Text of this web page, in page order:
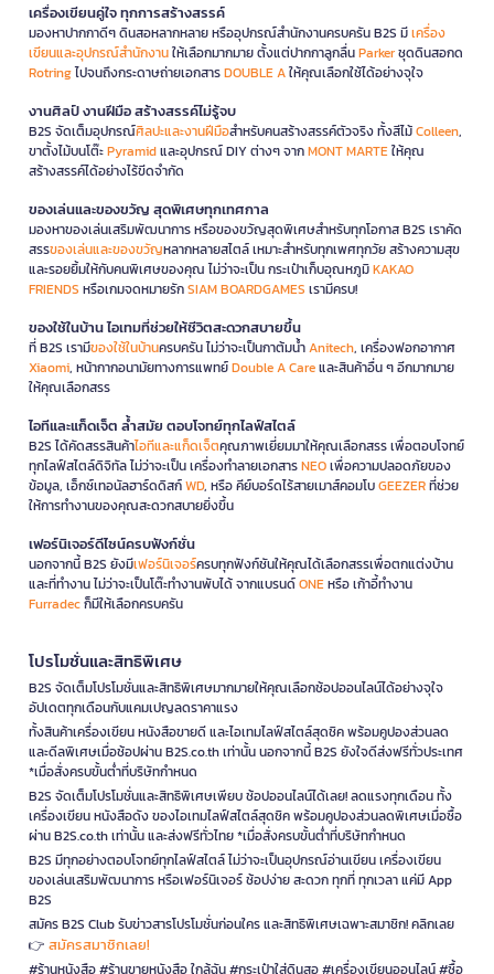
เครื่องเขียนคู่ใจ ทุกการสร้างสรรค์
มองหาปากกาดีๆ ดินสอหลากหลาย หรืออุปกรณ์สำนักงานครบครัน B2S มีเครื่อง
เขียนและอุปกรณ์สำนักงานให้เลือกมากมาย ตั้งแต่ปากกาลูกลื่นParkerชุดดินสอกด
Rotringไปจนถึงกระดาษถ่ายเอกสารDOUBLE Aให้คุณเลือกใช้ได้อย่างจุใจ
งานศิลป์ งานฝีมือ สร้างสรรค์ไม่รู้จบ
B2S จัดเต็มอุปกรณ์ศิลปะและงานฝีมือสำหรับคนสร้างสรรค์ตัวจริง ทั้งสีไม้Colleen,
ขาตั้งไม้บนโต๊ะPyramidและอุปกรณ์ DIY ต่างๆ จากMONT MARTEให้คุณ
สร้างสรรค์ได้อย่างไร้ขีดจำกัด
ของเล่นและของขวัญ สุดพิเศษทุกเทศกาล
มองหาของเล่นเสริมพัฒนาการ หรือของขวัญสุดพิเศษสำหรับทุกโอกาส B2S เราคัด
สรรของเล่นและของขวัญหลากหลายสไตล์ เหมาะสำหรับทุกเพศทุกวัย สร้างความสุข
และรอยยิ้มให้กับคนพิเศษของคุณ ไม่ว่าจะเป็น กระเป๋าเก็บอุณหภูมิKAKAO
FRIENDS หรือเกมจดหมายรักSIAM BOARDGAMES เรามีครบ!
ของใช้ในบ้าน ไอเทมที่ช่วยให้ชีวิตสะดวกสบายขึ้น
ที่ B2S เรามีของใช้ในบ้านครบครัน ไม่ว่าจะเป็นกาต้มน้ำAnitech, เครื่องฟอกอากาศ
Xiaomi, หน้ากากอนามัยทางการแพทย์Double A Careและสินค้าอื่น ๆ อีกมากมาย
ให้คุณเลือกสรร
ไอทีและแก็ดเจ็ต ล้ำสมัย ตอบโจทย์ทุกไลฟ์สไตล์
B2S ได้คัดสรรสินค้าไอทีและแก็ดเจ็ตคุณภาพเยี่ยมมาให้คุณเลือกสรร เพื่อตอบโจทย์
ทุกไลฟ์สไตล์ดิจิทัล ไม่ว่าจะเป็น เครื่องทำลายเอกสารNEOเพื่อความปลอดภัยของ
ข้อมูล, เอ็กซ์เทอนัลฮาร์ดดิสก์WD, หรือ คีย์บอร์ดไร้สายเมาส์คอมโบGEEZERที่ช่วย
ให้การทำงานของคุณสะดวกสบายยิ่งขึ้น
เฟอร์นิเจอร์ดีไซน์ครบฟังก์ชั่น
นอกจากนี้ B2S ยังมีเฟอร์นิเจอร์ครบทุกฟังก์ชันให้คุณได้เลือกสรรเพื่อตกแต่งบ้าน
และที่ทำงาน ไม่ว่าจะเป็นโต๊ะทำงานพับได้ จากแบรนด์ONEหรือ เก้าอี้ทำงาน
Furradecก็มีให้เลือกครบครัน
โปรโมชั่นและสิทธิพิเศษ
B2S จัดเต็มโปรโมชั่นและสิทธิพิเศษมากมายให้คุณเลือกช้อปออนไลน์ได้อย่างจุใจ
อัปเดตทุกเดือนกับแคมเปญลดราคาแรง
ทั้งสินค้าเครื่องเขียน หนังสือขายดี และไอเทมไลฟ์สไตล์สุดชิค พร้อมคูปองส่วนลด
และดีลพิเศษเมื่อช้อปผ่าน B2S.co.th เท่านั้น นอกจากนี้ B2S ยังใจดีส่งฟรีทั่วประเทศ
*เมื่อสั่งครบขั้นต่ำที่บริษัทกำหนด
B2S จัดเต็มโปรโมชั่นและสิทธิพิเศษเพียบ ช้อปออนไลน์ได้เลย! ลดแรงทุกเดือน ทั้ง
เครื่องเขียน หนังสือดัง ของไอเทมไลฟ์สไตล์สุดชิค พร้อมคูปองส่วนลดพิเศษเมื่อซื้อ
ผ่าน B2S.co.th เท่านั้น และส่งฟรีทั่วไทย *เมื่อสั่งครบขั้นต่ำที่บริษัทกำหนด
B2S มีทุกอย่างตอบโจทย์ทุกไลฟ์สไตล์ ไม่ว่าจะเป็นอุปกรณ์อ่านเขียน เครื่องเขียน
ของเล่นเสริมพัฒนาการ หรือเฟอร์นิเจอร์ ช้อปง่าย สะดวก ทุกที่ ทุกเวลา แค่มี App
B2S
สมัคร B2S Club รับข่าวสารโปรโมชั่นก่อนใคร และสิทธิพิเศษเฉพาะสมาชิก! คลิกเลย
👉 สมัครสมาชิกเลย!
#ร้านหนังสือ #ร้านขายหนังสือ ใกล้ฉัน #กระเป๋าใส่ดินสอ #เครื่องเขียนออนไลน์ #ซื้อ